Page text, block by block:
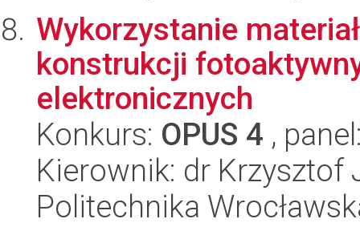
Wykorzystanie
konstrukcji
elektronicznych
Konkurs: OPUS 4 ,
Kierownik: dr Krzysztof
Politechnika